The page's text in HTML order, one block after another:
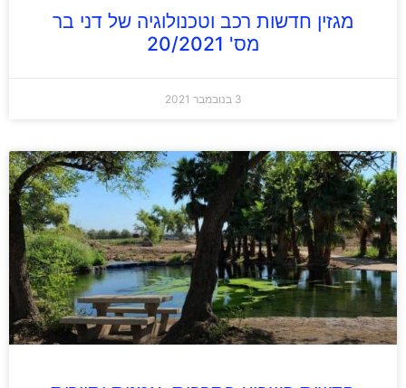
מגזין חדשות רכב וטכנולוגיה של דני בר
מס' 20/2021
3 בנובמבר 2021